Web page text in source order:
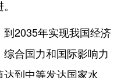
2035年实现我国经济
合国力和国际影响力
到中等发达国家水